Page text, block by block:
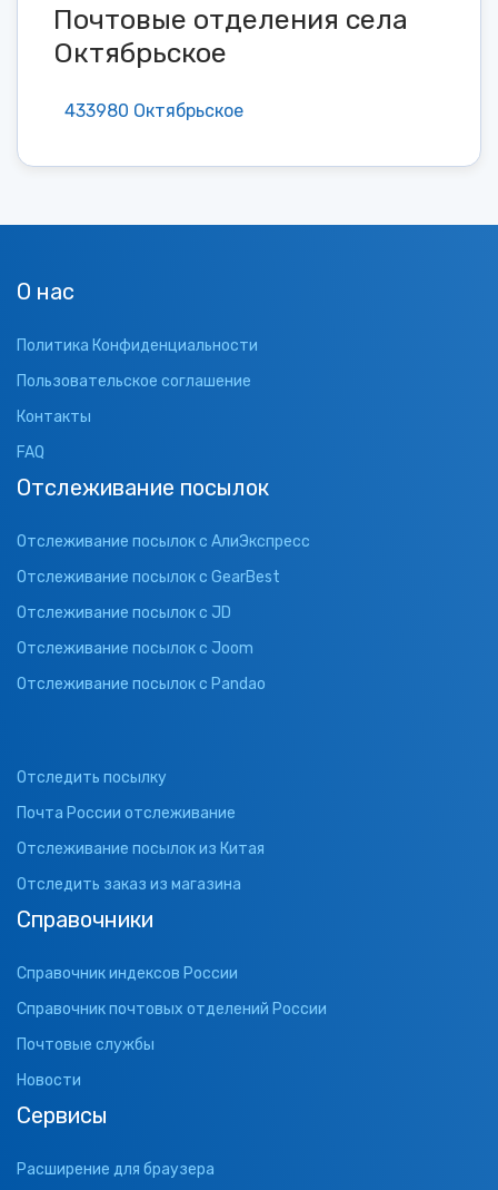
Почтовые отделения села
Октябрьское
433980 Октябрьское
О нас
Политика Конфиденциальности
Пользовательское соглашение
Контакты
FAQ
Отслеживание посылок
Отслеживание посылок с АлиЭкспресс
Отслеживание посылок с GearBest
Отслеживание посылок с JD
Отслеживание посылок с Joom
Отслеживание посылок с Pandao
Отследить посылку
Почта России отслеживание
Отслеживание посылок из Китая
Отследить заказ из магазина
Справочники
Справочник индексов России
Справочник почтовых отделений России
Почтовые службы
Новости
Сервисы
Расширение для браузера